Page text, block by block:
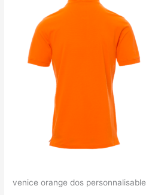
venice orange dos personnalisable